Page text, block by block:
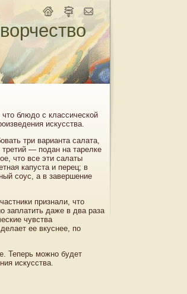
блюдо с классической
искусства.
три варианта салата,
— подан на тарелке
что все эти салаты
капуста и перец; в
соус, а в завершение
признали, что
заплатить даже в два раза
чувства
ее вкуснее, по
Теперь можно будет
искусства.